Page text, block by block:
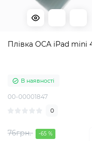
Плівка OCA iPad mini
В наявності
00-00001847
0
76грн. -65 %